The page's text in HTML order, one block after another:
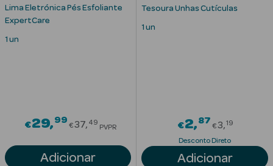
Cuidados de
Mãos
Coffrets
Acessórios
Lima Eletrónica Pés Esfoliante
ExpertCare
1 un
€29 99Price reduced from
€37 49
PVPR
Adicionar
Tesoura Unhas Cutículas
1 un
€2 87Price
€3 19
Desconto Direto
Adicionar